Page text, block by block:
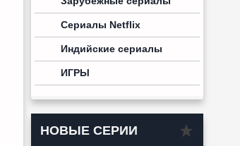
Сериалы Netflix
Индийские сериалы
ИГРЫ
НОВЫЕ СЕРИИ